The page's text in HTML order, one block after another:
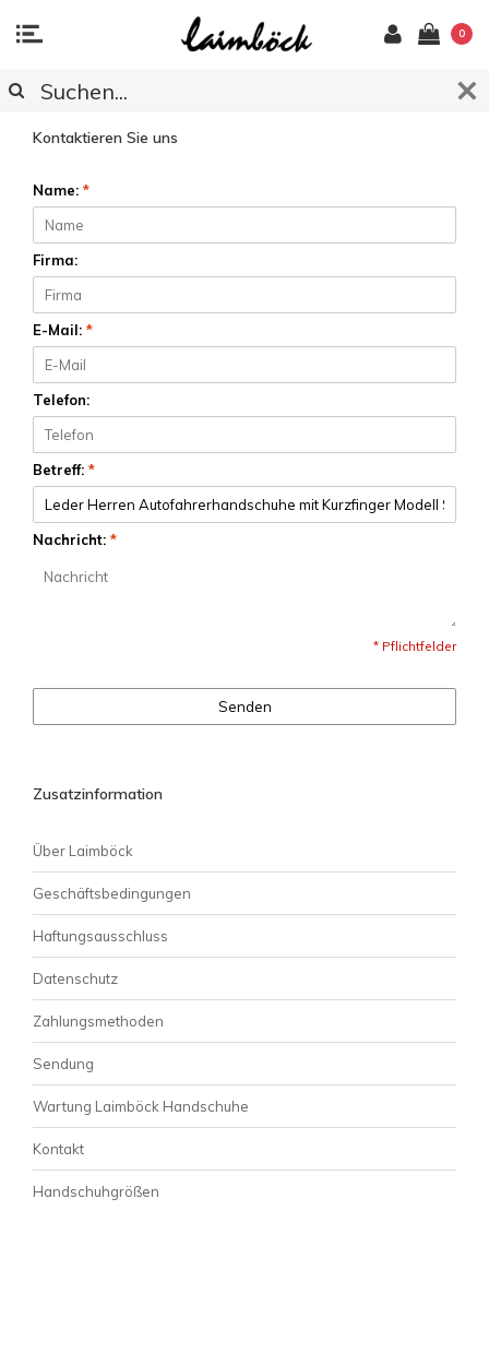
0
KUNDENDIENST
Kontaktieren Sie uns
Name: *
Firma:
E-Mail: *
Telefon:
Betreff: *
Nachricht: *
* Pflichtfelder
Senden
Zusatzinformation
Über Laimböck
Geschäftsbedingungen
Haftungsausschluss
Datenschutz
Zahlungsmethoden
Sendung
Wartung Laimböck Handschuhe
Kontakt
Handschuhgrößen